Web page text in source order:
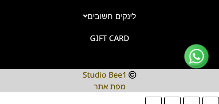
לינקים חשובים
GIFT CARD
Studio Bee1
מפת אתר